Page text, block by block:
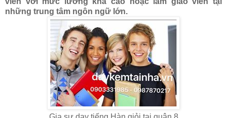
những trung tâm ngôn ngữ lớn.